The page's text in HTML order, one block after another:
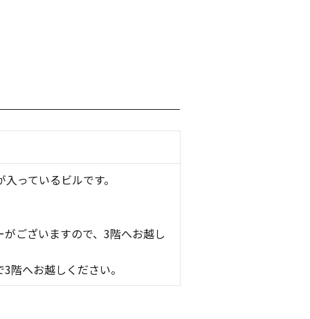
っているビルです。
ございますので、3階へお越し
階へお越しください。